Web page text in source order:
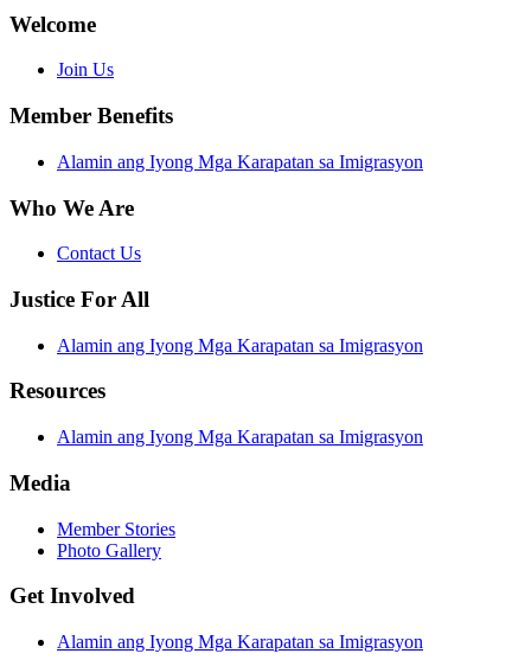
Welcome
Join Us
Member Benefits
Alamin ang Iyong Mga Karapatan sa Imigrasyon
Who We Are
Contact Us
Justice For All
Alamin ang Iyong Mga Karapatan sa Imigrasyon
Resources
Alamin ang Iyong Mga Karapatan sa Imigrasyon
Media
Member Stories
Photo Gallery
Get Involved
Alamin ang Iyong Mga Karapatan sa Imigrasyon